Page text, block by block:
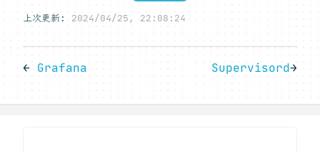
上次更新: 2024/04/25, 22:08:24
← Grafana Supervisord→